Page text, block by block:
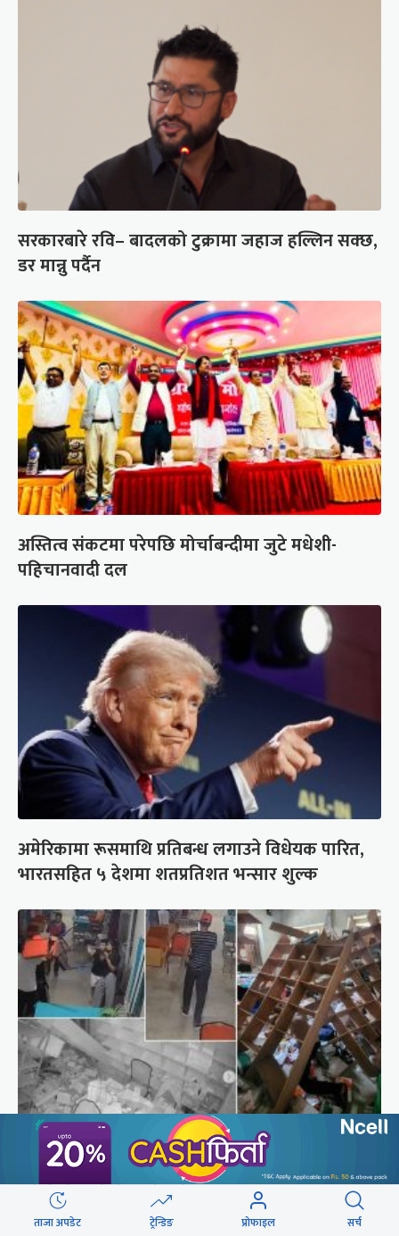
सरकारबारे रवि– बादलको टुक्रामा जहाज हल्लिन सक्छ,
डर मान्नु पर्दैन
अस्तित्व संकटमा परेपछि मोर्चाबन्दीमा जुटे मधेशी-
पहिचानवादी दल
अमेरिकामा रूसमाथि प्रतिबन्ध लगाउने विधेयक पारित,
भारतसहित ५ देशमा शतप्रतिशत भन्सार शुल्क
दिउँसो डाक्टर, नर्स कुटिएको कालीकोटको पलाँता
अस्पतालमा राति फेरि आक्रमण
ताजा अपडेट ट्रेन्डिङ प्रोफाइल सर्च